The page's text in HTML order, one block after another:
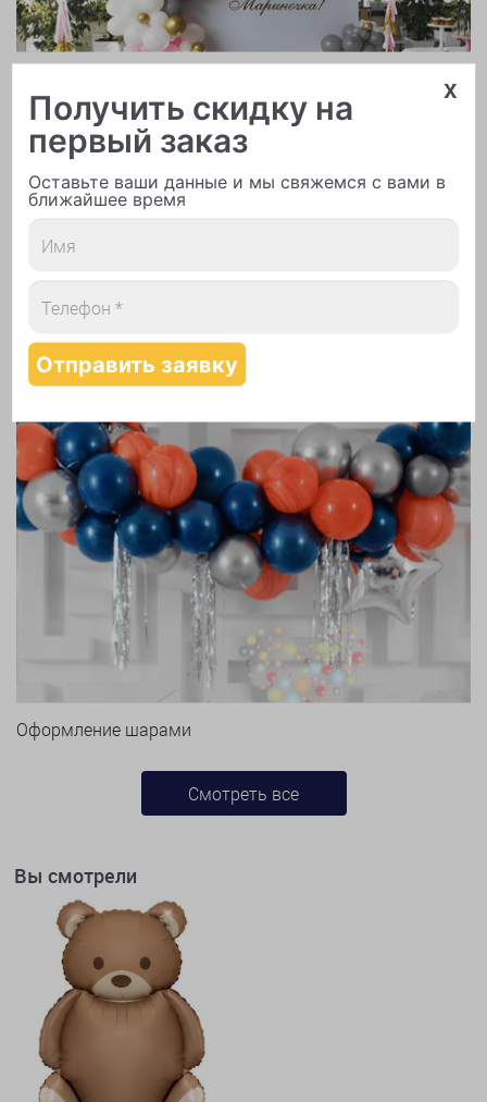
Оформление шарами
Смотреть все
Вы смотрели
x
Получить скидку на
первый заказ
Оставьте ваши данные и мы свяжемся с вами в
ближайшее время